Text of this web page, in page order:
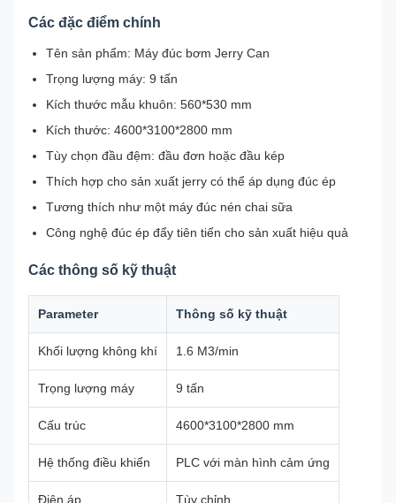
Các đặc điểm chính
Tên sản phẩm: Máy đúc bơm Jerry Can
Trọng lượng máy: 9 tấn
Kích thước mẫu khuôn: 560*530 mm
Kích thước: 4600*3100*2800 mm
Tùy chọn đầu đệm: đầu đơn hoặc đầu kép
Thích hợp cho sản xuất jerry có thể áp dụng đúc ép
Tương thích như một máy đúc nén chai sữa
Công nghệ đúc ép đẩy tiên tiến cho sản xuất hiệu quả
Các thông số kỹ thuật
Parameter Thông số kỹ thuật
Khối lượng không khí 1.6 M3/min
Trọng lượng máy 9 tấn
Cấu trúc 4600*3100*2800 mm
Hệ thống điều khiển PLC với màn hình cảm ứng
Điện áp Tùy chỉnh